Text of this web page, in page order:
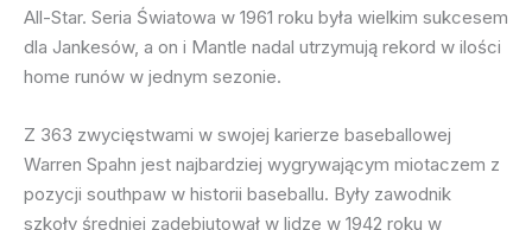
All-Star. Seria Światowa w 1961 roku była wielkim sukcesem
dla Jankesów, a on i Mantle nadal utrzymują rekord w ilości
home runów w jednym sezonie.
Z 363 zwycięstwami w swojej karierze baseballowej
Warren Spahn jest najbardziej wygrywającym miotaczem z
pozycji southpaw w historii baseballu. Były zawodnik
szkoły średniej zadebiutował w lidze w 1942 roku w